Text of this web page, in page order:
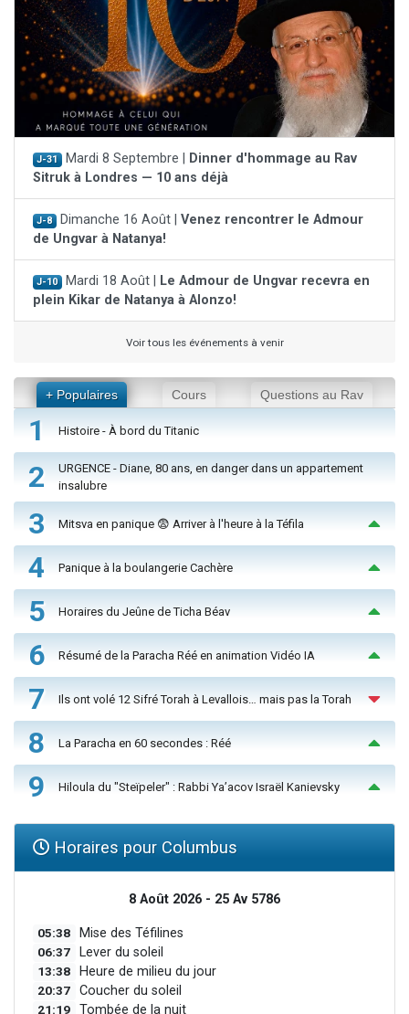
J-31 Mardi 8 Septembre |
Dinner d'hommage au Rav
Sitruk à Londres — 10 ans déjà
J-8 Dimanche 16 Août | Venez rencontrer le Admour
de Ungvar à Natanya!
J-10 Mardi 18 Août |
Le Admour de Ungvar recevra en
plein Kikar de Natanya à Alonzo!
Voir tous les événements à venir
+ Populaires Cours Questions au Rav
1 Histoire - À bord du Titanic
2
URGENCE - Diane, 80 ans, en danger dans un appartement
insalubre
3 Mitsva en panique 😨 Arriver à l'heure à la Téfila
4 Panique à la boulangerie Cachère
5 Horaires du Jeûne de Ticha Béav
6 Résumé de la Paracha Réé en animation Vidéo IA
7 Ils ont volé 12 Sifré Torah à Levallois… mais pas la Torah
8 La Paracha en 60 secondes : Réé
9 Hiloula du "Steïpeler" : Rabbi Ya’acov Israël Kanievsky
Horaires pour Columbus
8 Août 2026 - 25 Av 5786
05:38 Mise des Téfilines
06:37 Lever du soleil
13:38 Heure de milieu du jour
20:37 Coucher du soleil
21:19 Tombée de la nuit